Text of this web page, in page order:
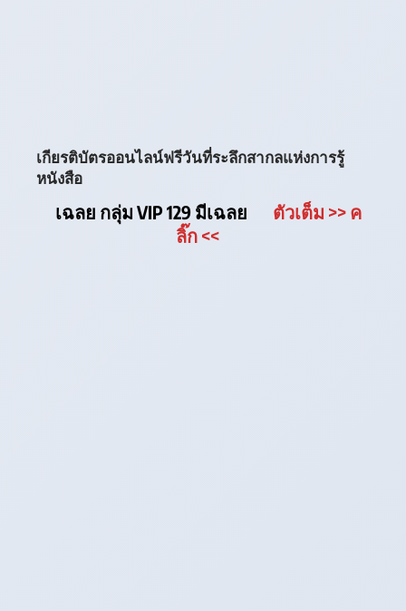
เกียรติบัตรออนไลน์ฟรีวันที่ระลึกสากลแห่งการรู้
หนังสือ
เฉลย กลุ่ม VIP 129 มีเฉลย ตัวเต็ม >> ค
ลิ๊ก <<